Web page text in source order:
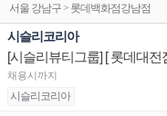
서울 강남구 > 롯데백화점강남점
시슬리코리아
채용시까지
시슬리코리아